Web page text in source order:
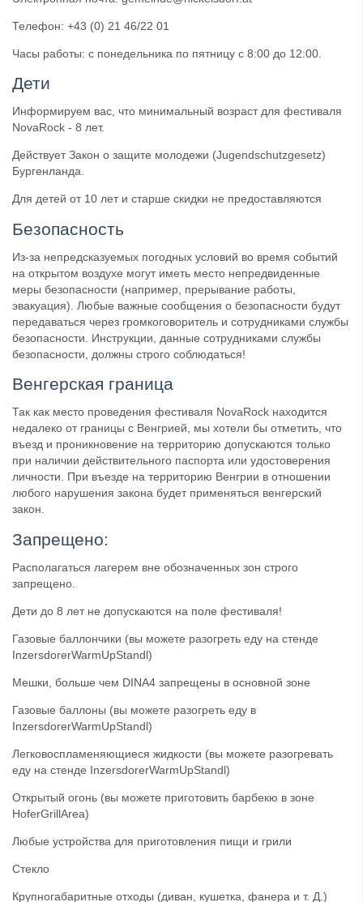
Телефон: +43 (0) 21 46/22 01
Часы работы: с понедельника по пятницу с 8:00 до 12:00.
Дети
Информируем вас, что минимальный возраст для фестиваля
NovaRock - 8 лет.
Действует Закон о защите молодежи (Jugendschutzgesetz)
Бургенланда.
Для детей от 10 лет и старше скидки не предоставляются
Безопасность
Из-за непредсказуемых погодных условий во время событий
на открытом воздухе могут иметь место непредвиденные
меры безопасности (например, прерывание работы,
эвакуация). Любые важные сообщения о безопасности будут
передаваться через громкоговоритель и сотрудниками службы
безопасности. Инструкции, данные сотрудниками службы
безопасности, должны строго соблюдаться!
Венгерская граница
Так как место проведения фестиваля NovaRock находится
недалеко от границы с Венгрией, мы хотели бы отметить, что
въезд и проникновение на территорию допускаются только
при наличии действительного паспорта или удостоверения
личности. При въезде на территорию Венгрии в отношении
любого нарушения закона будет применяться венгерский
закон.
Запрещено:
Располагаться лагерем вне обозначенных зон строго
запрещено.
Дети до 8 лет не допускаются на поле фестиваля!
Газовые баллончики (вы можете разогреть еду на стенде
InzersdorerWarmUpStandl)
Мешки, больше чем DINA4 запрещены в основной зоне
Газовые баллоны (вы можете разогреть еду в
InzersdorerWarmUpStandl)
Легковоспламеняющиеся жидкости (вы можете разогревать
еду на стенде InzersdorerWarmUpStandl)
Открытый огонь (вы можете приготовить барбекю в зоне
HoferGrillArea)
Любые устройства для приготовления пищи и грили
Стекло
Крупногабаритные отходы (диван, кушетка, фанера и т. Д.)